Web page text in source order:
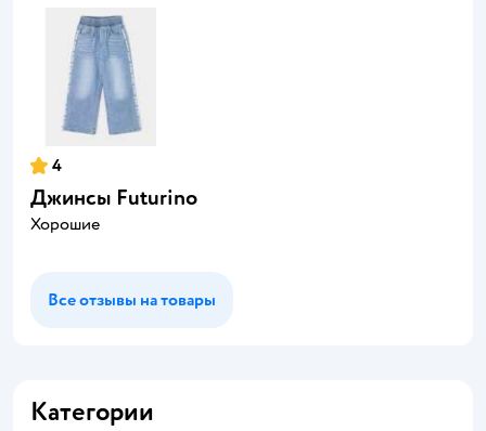
4
Джинсы Futurino
Хорошие
Все отзывы на товары
Категории